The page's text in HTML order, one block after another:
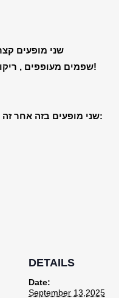
שני מופעים
שפמים מעופפים , ריקודים הודים, בישולים בארבע ידיים, זוג גמדים, נמר אחד רעב ועוד!
שני מופעים בזה אחר זה של תיאטרון בובות פרוע, מקורי, סוחף, מלא דמיון, הומור והמצאות:
DETAILS
Date:
September 13,2025